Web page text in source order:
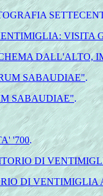
VISITA
DALL'ALTO,
SABAUDIAE".
SABAUDIAE".
'700.
DI
DI